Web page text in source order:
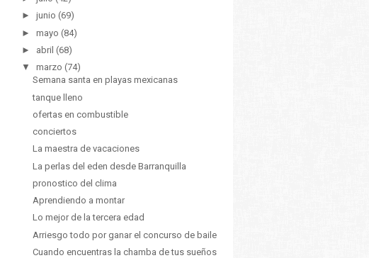
► junio (69)
► mayo (84)
► abril (68)
▼
marzo (74)
Semana santa en playas mexicanas
tanque lleno
ofertas en combustible
conciertos
La maestra de vacaciones
La perlas del eden desde Barranquilla
pronostico del clima
Aprendiendo a montar
Lo mejor de la tercera edad
Arriesgo todo por ganar el concurso de baile
Cuando encuentras la chamba de tus sueños